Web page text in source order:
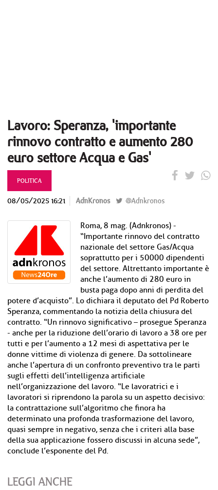
Lavoro: Speranza, 'importante
rinnovo contratto e aumento 280
euro settore Acqua e Gas'
POLITICA
08/05/2025 16:21 AdnKronos @Adnkronos
Roma, 8 mag. (Adnkronos) -
“Importante rinnovo del contratto
nazionale del settore Gas/Acqua
soprattutto per i 50000 dipendenti
del settore. Altrettanto importante è
anche l’aumento di 280 euro in
busta paga dopo anni di perdita del
potere d’acquisto”. Lo dichiara il deputato del Pd Roberto
Speranza, commentando la notizia della chiusura del
contratto. “Un rinnovo significativo – prosegue Speranza
- anche per la riduzione dell’orario di lavoro a 38 ore per
tutti e per l’aumento a 12 mesi di aspettativa per le
donne vittime di violenza di genere. Da sottolineare
anche l’apertura di un confronto preventivo tra le parti
sugli effetti dell’intelligenza artificiale
nell’organizzazione del lavoro. “Le lavoratrici e i
lavoratori si riprendono la parola su un aspetto decisivo:
la contrattazione sull’algoritmo che finora ha
determinato una profonda trasformazione del lavoro,
quasi sempre in negativo, senza che i criteri alla base
della sua applicazione fossero discussi in alcuna sede”,
conclude l’esponente del Pd.
LEGGI ANCHE